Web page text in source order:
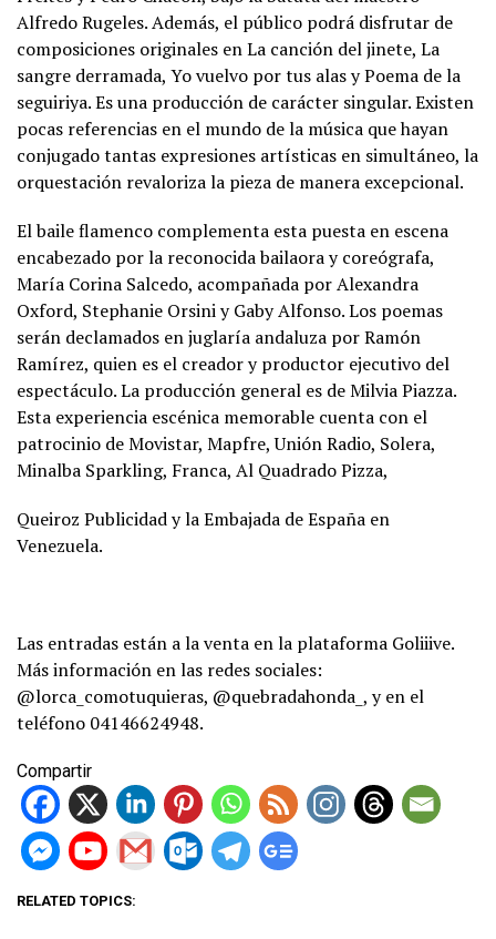
Alfredo Rugeles. Además, el público podrá disfrutar de
composiciones originales en La canción del jinete, La
sangre derramada, Yo vuelvo por tus alas y Poema de la
seguiriya. Es una producción de carácter singular. Existen
pocas referencias en el mundo de la música que hayan
conjugado tantas expresiones artísticas en simultáneo, la
orquestación revaloriza la pieza de manera excepcional.
El baile flamenco complementa esta puesta en escena
encabezado por la reconocida bailaora y coreógrafa,
María Corina Salcedo, acompañada por Alexandra
Oxford, Stephanie Orsini y Gaby Alfonso. Los poemas
serán declamados en juglaría andaluza por Ramón
Ramírez, quien es el creador y productor ejecutivo del
espectáculo. La producción general es de Milvia Piazza.
Esta experiencia escénica memorable cuenta con el
patrocinio de Movistar, Mapfre, Unión Radio, Solera,
Minalba Sparkling, Franca, Al Quadrado Pizza,
Queiroz Publicidad y la Embajada de España en
Venezuela.
Las entradas están a la venta en la plataforma Goliiive.
Más información en las redes sociales:
@lorca_comotuquieras, @quebradahonda_, y en el
teléfono 04146624948.
Compartir
RELATED TOPICS: